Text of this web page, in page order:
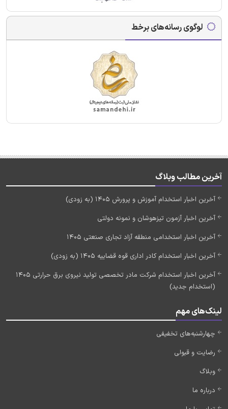
لوگوی رسانه‌های برخط
آخرین مطالب وبلاگ
آخرین اخبار استخدام آموزش و پرورش 1405 (به زودی)
آخرین اخبار آزمون تیزهوشان و نمونه دولتی
آخرین اخبار استخدامی منطقه آزاد تجاری صنعتی 1405
آخرین اخبار استخدام کادر اداری قوه قضاییه 1405 (به زودی)
آخرین اخبار استخدام شرکت مادر تخصصی تولید نیروی برق حرارتی 1405
(استخدام جدید)
لینک‌های مهم
چهارشنبه‌های تخفیفی
رضایت و قبولی
وبلاگ
درباره ما